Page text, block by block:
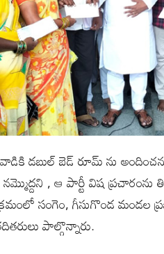
డబుల్ బెడ్ రూమ్ ను
, ఆ పార్టీ విష ప్రచారంను
సంగెం, గీసుగొండ మండల
పాల్గొన్నారు.